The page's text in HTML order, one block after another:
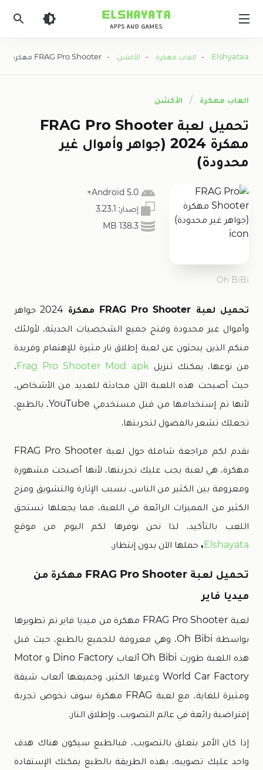
Elshyataa
- العاب مهكرة - الأكشن - FRAG Pro Shooter مهكرة (جواهر غير محدودة)
العاب مهكرة الأكشن
تحميل لعبة FRAG Pro Shooter
مهكرة 2024 (جواهر وأموال غير
محدودة)
5.0 Android+
إصدار: 3.23.1
138.3 MB
Oh BiBi
تحميل لعبة FRAG Pro Shooter مهكرة
2024 جواهر
وأموال غير محدودة وفتح جميع الشخصيات الحديثة، لأولئك
منكم الذين يبحثون عن لعبة إطلاق نار مثيرة للإهتمام وفريدة
من نوعها، يمكنك تنزيلFrag Pro Shooter Mod apk،
حيث أصبحت هذه اللعبة الآن محادثة للعديد من الأشخاص،
لأنها تم إستخدامها من قبل مستخدمي YouTube، بالطبع،
تجعلك تشعر بالفضول لتجربتها.
نقدم لكم مراجعة شاملة حول لعبة FRAG Pro Shooter
مهكرة، هي لعبة يجب عليك تجربتها، لأنها أصبحت مشهورة
ومعروفة بين الكثير من الناس، بسبب الإثارة والتشويق ومزج
الكثير من المميزات الرائعة في اللعبة، مما يجعلها تستحق
اللعب بالتأكيد، لذا نحن نوفرها لكم اليوم من موقع
Elshayata، حملها الآن بدون إنتظار.
تحميل لعبة FRAG Pro Shooter مهكرة من
ميديا فاير
لعبة FRAG Pro Shooter مهكرة من ميديا فاير تم تطويرها
بواسطة Oh Bibi، وهي معروفة للجميع بالطبع، حيث قبل
هذه اللعبة طورت Oh Bibi ألعاب Dino Factory و Motor
World Car Factory وغيرها الكثير، وجميعها ألعاب شيقة
ومثيرة للغاية، مع لعبة FRAG مهكرة سوف تخوض تجربة
إفتراضية رائعة في عالم التصويب، وإطلاق النار.
إذا كان الأمر يتعلق بالتصويب، فبالطبع سيكون هناك هدف
واحد عليك تصويبه، بهذه الطريقة بالطبع يمكنك الإستفادة